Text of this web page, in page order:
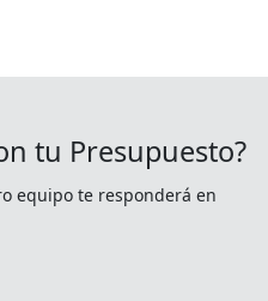
tu Presupuesto?
equipo te responderá en